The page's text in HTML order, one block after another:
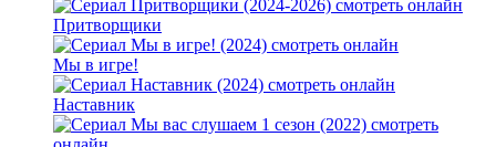
Притворщики
Мы в игре!
Наставник